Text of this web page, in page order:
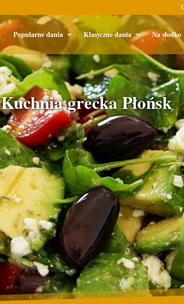
Popularne dania Klasyczne dania Na słodko
Kuchnia grecka Płońsk